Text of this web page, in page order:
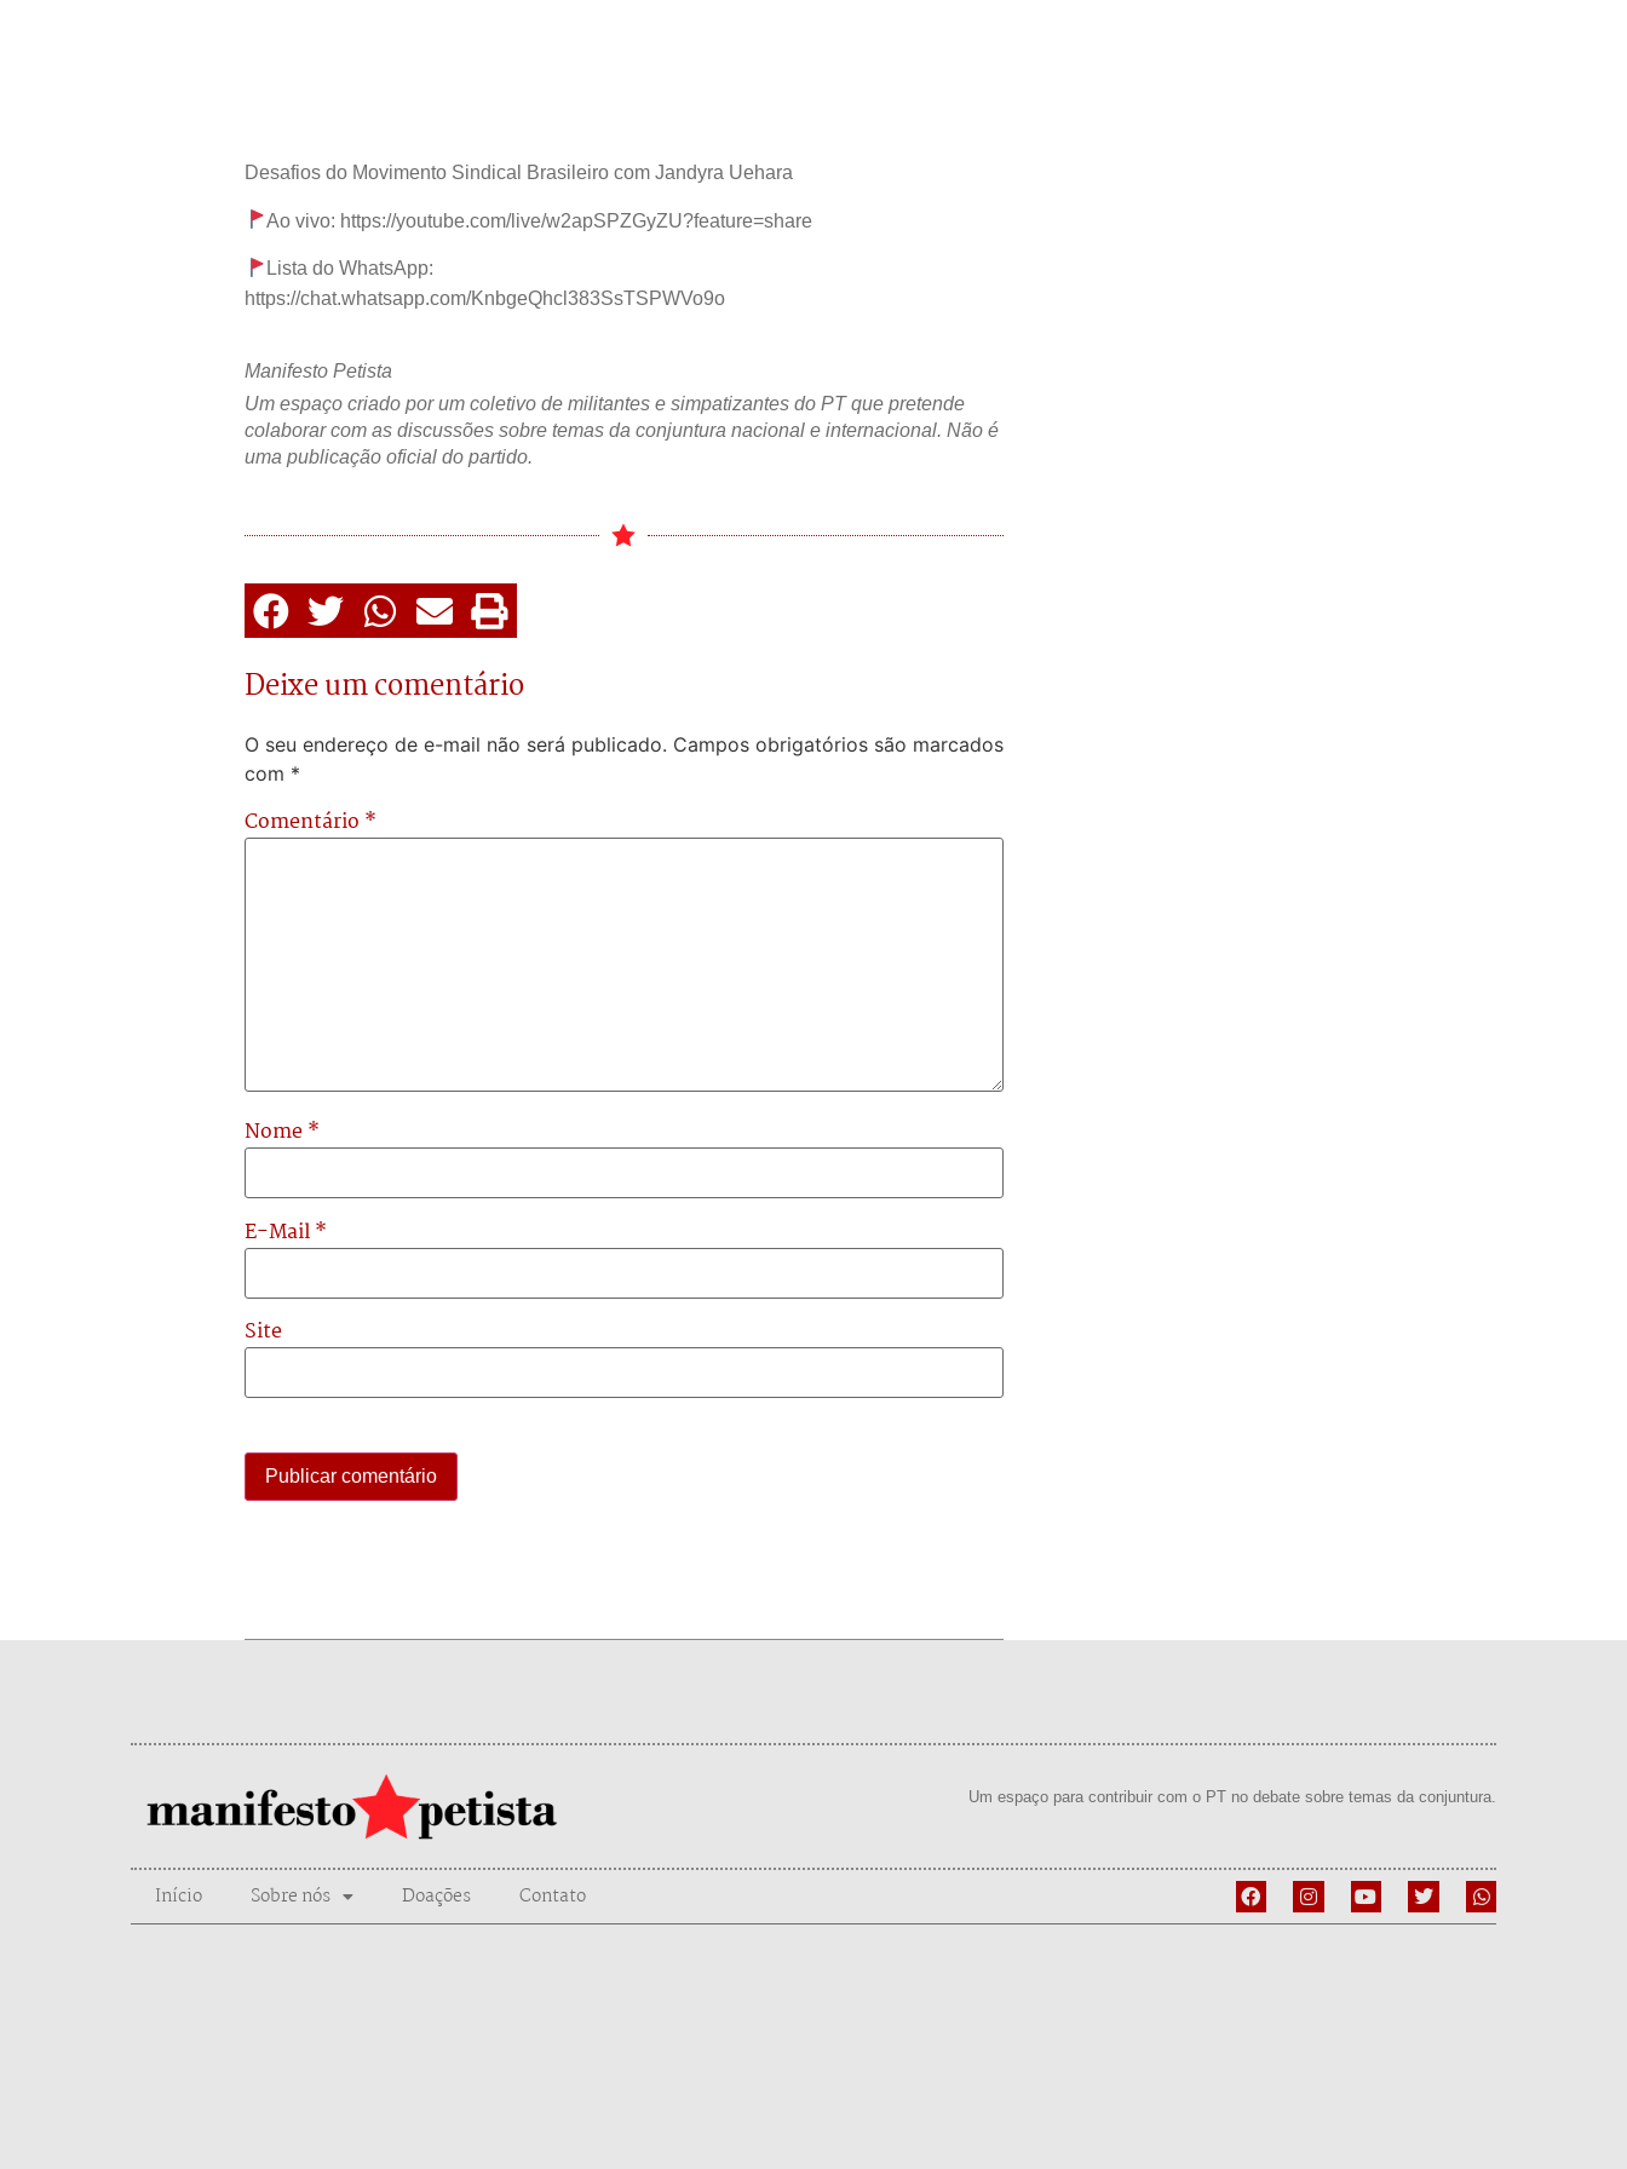
Desafios do Movimento Sindical Brasileiro com Jandyra Uehara
Ao vivo: https://youtube.com/live/w2apSPZGyZU?feature=share
Lista do WhatsApp:
https://chat.whatsapp.com/KnbgeQhcl383SsTSPWVo9o
Manifesto Petista
Um espaço criado por um coletivo de militantes e simpatizantes do PT que pretende
colaborar com as discussões sobre temas da conjuntura nacional e internacional. Não é
uma publicação oficial do partido.
Deixe um comentário
O seu endereço de e-mail não será publicado. Campos obrigatórios são marcados
com *
Comentário *
Nome*
E-Mail*
Site
Um espaço para contribuir com o PT no debate sobre temas da conjuntura.
Início Sobre nós Doações Contato